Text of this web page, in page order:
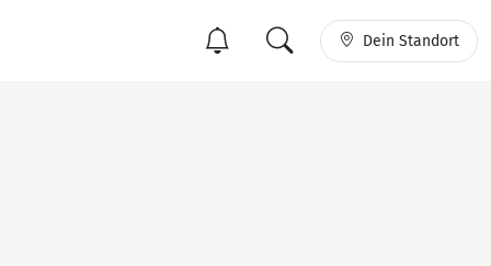
Dein Standort